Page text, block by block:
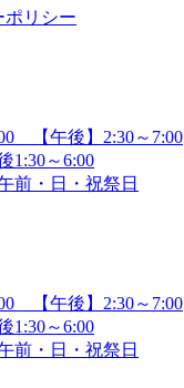
ポリシー
【午後】2:30～7:00
～6:00
前・日・祝祭日
【午後】2:30～7:00
～6:00
前・日・祝祭日